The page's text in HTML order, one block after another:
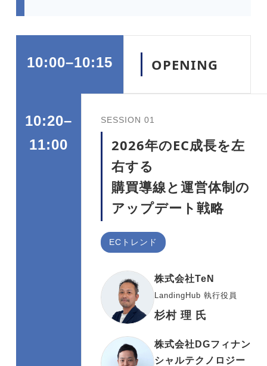
10:00–10:15 OPENING
10:20–
11:00
SESSION 01
2026年のEC成長を左
右する
購買導線と運営体制の
アップデート戦略
ECトレンド
株式会社TeN
LandingHub 執行役員
杉村 理 氏
株式会社DGフィナン
シャルテクノロジー